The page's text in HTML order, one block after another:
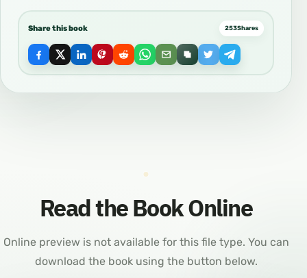
Share this book 253Shares
Read the Book Online
Online preview is not available for this file type. You can
download the book using the button below.